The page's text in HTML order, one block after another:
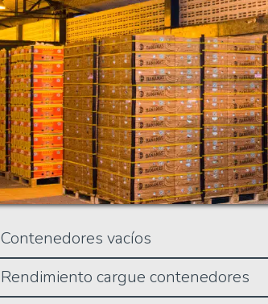
Contenedores vacíos
Rendimiento cargue contenedores